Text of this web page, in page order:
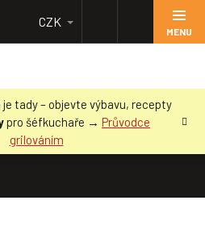
je tady – objevte výbavu, recepty
pro šéfkuchaře → Průvodce
grilováním
CZK